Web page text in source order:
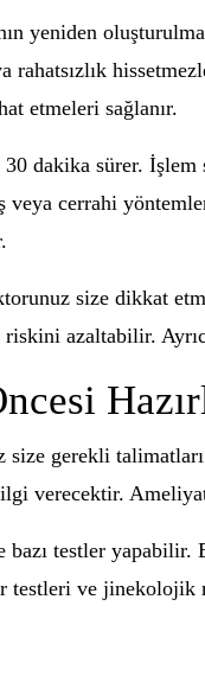
yeniden
rahatsızlık
etmeleri sağlanır.
dakika sürer. İşlem
veya cerrahi
size dikkat
azaltabilir.
size gerekli
verecektir.
bazı testler
testleri ve